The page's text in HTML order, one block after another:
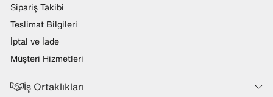
Sipariş Takibi
Teslimat Bilgileri
İptal ve İade
Müşteri Hizmetleri
İş Ortaklıkları